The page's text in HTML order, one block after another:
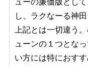
ューの廉価版とし
し、ラクなーる神
上記とは一切違う
ューンの１つとな
い方には特におす